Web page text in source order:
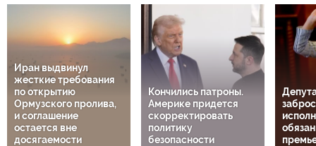
Иран выдвинул
жесткие требования
по открытию
Ормузского пролива,
и соглашение
остается вне
досягаемости
Кончились патроны.
Америке придется
скорректировать
политику
безопасности